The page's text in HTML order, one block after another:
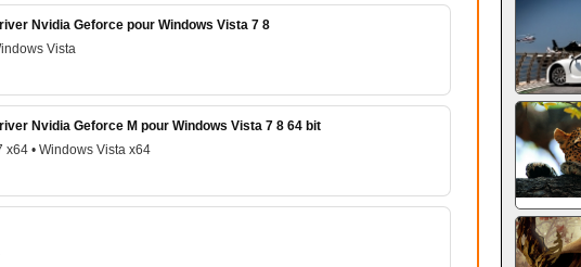
Nvidia Geforce pour Windows Vista 7 8
Vista
Nvidia Geforce M pour Windows Vista 7 8 64 bit
x64 • Windows Vista x64